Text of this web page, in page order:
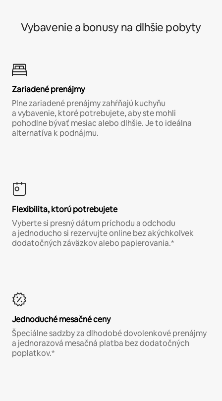
Vybavenie a bonusy na dlhšie pobyty
Zariadené prenájmy
Plne zariadené prenájmy zahŕňajú kuchyňu
a vybavenie, ktoré potrebujete, aby ste mohli
pohodlne bývať mesiac alebo dlhšie. Je to ideálna
alternatíva k podnájmu.
Flexibilita, ktorú potrebujete
Vyberte si presný dátum príchodu a odchodu
a jednoducho si rezervujte online bez akýchkoľvek
dodatočných záväzkov alebo papierovania.*
Jednoduché mesačné ceny
Špeciálne sadzby za dlhodobé dovolenkové prenájmy
a jednorazová mesačná platba bez dodatočných
poplatkov.*